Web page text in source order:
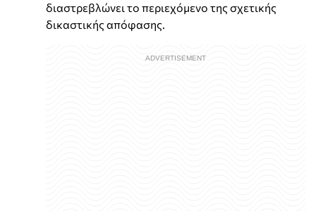
διαστρεβλώνει το περιεχόμενο της σχετικής
δικαστικής απόφασης.